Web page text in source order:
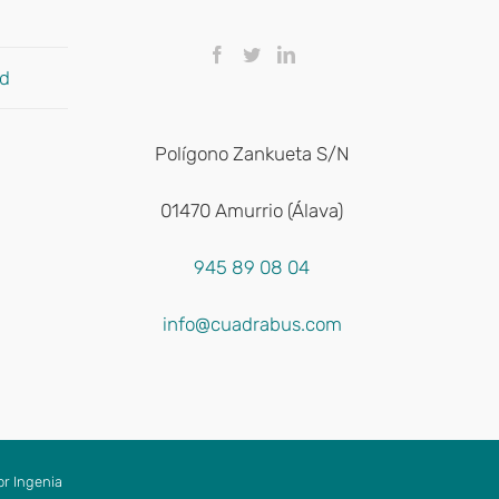
Polígono Zankueta S/N
01470 Amurrio (Álava)
945 89 08 04
info@cuadrabus.com
Ingenia